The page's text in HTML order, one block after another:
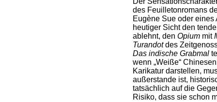
des Feuilletonromans
Eugène Sue oder eines
heutiger Sicht den
ablehnt, den Opiummit
Turandotdes
Das indische Grabmal
wenn „Weiße“
Karikatur darstellen,
außerstande ist,
tatsächlich auf die
Risiko, dass sie schon